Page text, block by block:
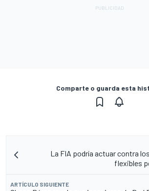
Comparte o guarda esta
La FIA podría actuar contra
flexibles
ARTÍCULO SIGUIENTE